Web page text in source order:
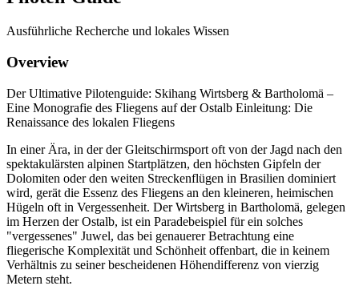
Ausführliche Recherche und lokales Wissen
Overview
Der Ultimative Pilotenguide: Skihang Wirtsberg & Bartholomä –
Eine Monografie des Fliegens auf der Ostalb Einleitung: Die
Renaissance des lokalen Fliegens
In einer Ära, in der der Gleitschirmsport oft von der Jagd nach den
spektakulärsten alpinen Startplätzen, den höchsten Gipfeln der
Dolomiten oder den weiten Streckenflügen in Brasilien dominiert
wird, gerät die Essenz des Fliegens an den kleineren, heimischen
Hügeln oft in Vergessenheit. Der Wirtsberg in Bartholomä, gelegen
im Herzen der Ostalb, ist ein Paradebeispiel für ein solches
"vergessenes" Juwel, das bei genauerer Betrachtung eine
fliegerische Komplexität und Schönheit offenbart, die in keinem
Verhältnis zu seiner bescheidenen Höhendifferenz von vierzig
Metern steht.